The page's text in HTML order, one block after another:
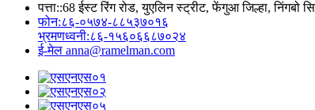
पत्ता::68 ईस्ट रिंग रोड, युएलिन स्ट्रीट, फेंगुआ जिल्हा, निंगबो
फोन:८६-०५७४-८८५३७०१६
भ्रमणध्वनी:८६-१५६०६६८७०२४
ई-मेल anna@ramelman.com